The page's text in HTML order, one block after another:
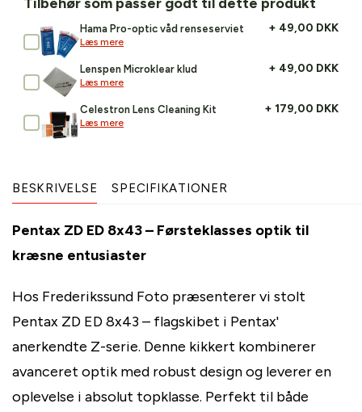
Hama Pro-optic våd renseserviet
Læs mere
+ 49,00 DKK
Lenspen Microklear klud
Læs mere
+ 49,00 DKK
Celestron Lens Cleaning Kit
Læs mere
+ 179,00 DKK
BESKRIVELSE SPECIFIKATIONER
Pentax ZD ED 8x43 – Førsteklasses optik til
kræsne entusiaster
Hos Frederikssund Foto præsenterer vi stolt
Pentax ZD ED 8x43 – flagskibet i Pentax'
anerkendte Z-serie. Denne kikkert kombinerer
avanceret optik med robust design og leverer en
oplevelse i absolut topklasse. Perfekt til både